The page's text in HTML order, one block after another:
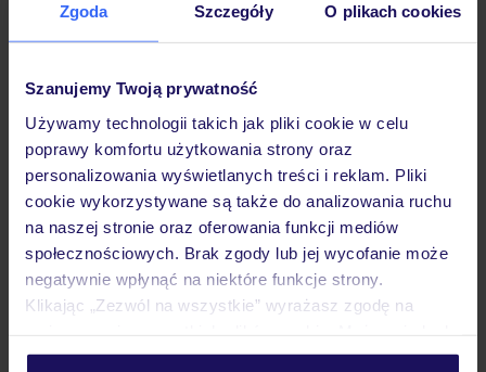
Zgoda Szczegóły O plikach cookies
Szanujemy Twoją prywatność
Używamy technologii takich jak pliki cookie w celu
poprawy komfortu użytkowania strony oraz
personalizowania wyświetlanych treści i reklam. Pliki
cookie wykorzystywane są także do analizowania ruchu
na naszej stronie oraz oferowania funkcji mediów
społecznościowych. Brak zgody lub jej wycofanie może
negatywnie wpłynąć na niektóre funkcje strony.
Klikając „Zezwól na wszystkie” wyrażasz zgodę na
personalizować swój wybór wchodząc w zakładkę
Hotel
Opinie
Pokoje